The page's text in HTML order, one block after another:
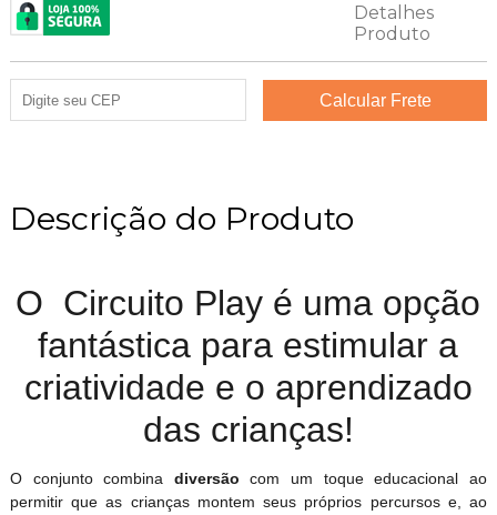
Descrição do Produto
O Circuito Play é uma opção
fantástica para estimular a
criatividade e o aprendizado
das crianças!
O conjunto combina diversão com um toque educacional ao
permitir que as crianças montem seus próprios percursos e, ao